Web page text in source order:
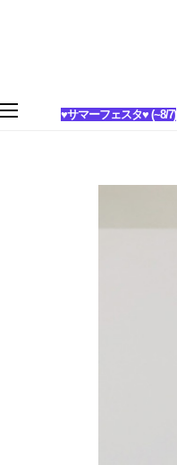
♥サマーフェスタ♥ (~8/7)